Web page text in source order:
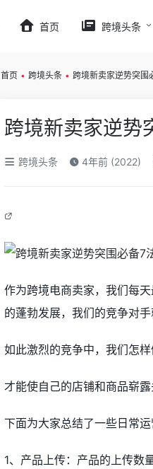
首页 跨境头条
首页 • 跨境头条 • 跨境新卖家逆势突围
跨境新卖家逆势
跨境头条 4年前 (2022)
作为跨境电商卖家，我们每
的蓬勃发展，我们的竞争对
如此激烈的竞争中，我们怎样
才能使自己的店铺和商品崭露
下面为大家总结了一些日常
1、产品上传：产品的上传数